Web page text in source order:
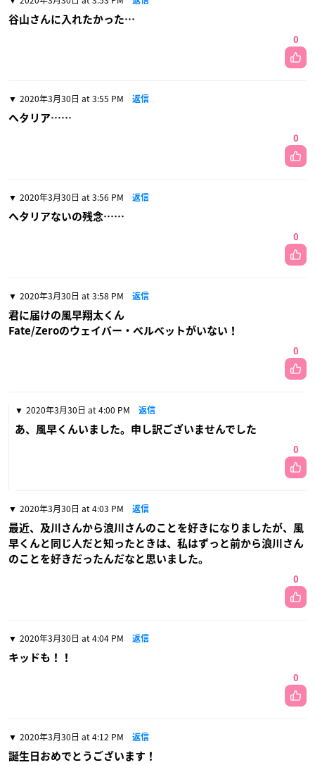
谷山さんに入れたかった…
0
2020年3月30日 at 3:55 PM 返信
ヘタリア……
0
2020年3月30日 at 3:56 PM 返信
ヘタリアないの残念……
0
2020年3月30日 at 3:58 PM 返信
君に届けの風早翔太くん
Fate/Zeroのウェイバー・ベルベットがいない！
0
2020年3月30日 at 4:00 PM 返信
あ、風早くんいました。申し訳ございませんでした
0
2020年3月30日 at 4:03 PM 返信
最近、及川さんから浪川さんのことを好きになりましたが、風
早くんと同じ人だと知ったときは、私はずっと前から浪川さん
のことを好きだったんだなと思いました。
0
2020年3月30日 at 4:04 PM 返信
キッドも！！
0
2020年3月30日 at 4:12 PM 返信
誕生日おめでとうございます！